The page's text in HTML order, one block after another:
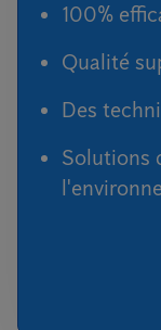
100%
Qualité
Des
Solutions